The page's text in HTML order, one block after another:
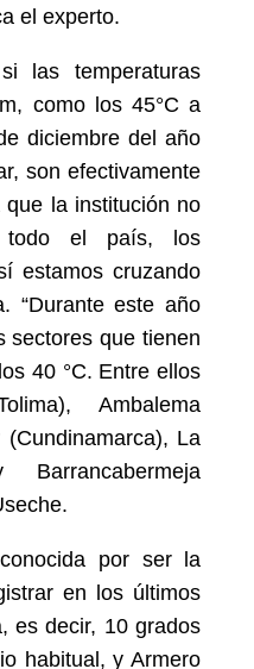
el experto.
las temperaturas
como los 45°C a
diciembre del año
son efectivamente
que la institución no
todo el país, los
estamos cruzando
“Durante este año
sectores que tienen
40 °C. Entre ellos
Ambalema
La
por ser la
en los últimos
es decir, 10 grados
habitual, y Armero